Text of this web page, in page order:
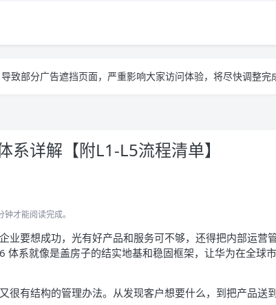
致部分广告遮挡页面，严重影响大家访问体验，将尽快调整
致部分广告遮挡页面，严重影响大家访问体验，将尽快调整完
系详解【附L1-L5流程清单】
才能阅读完成。
业要想成功，光有好产品和服务可不够，还得把内部运营
体系就像是盖房子的结实地基和稳固框架，让华为在全球市
很有结构的管理办法。从发现客户想要什么，到把产品送